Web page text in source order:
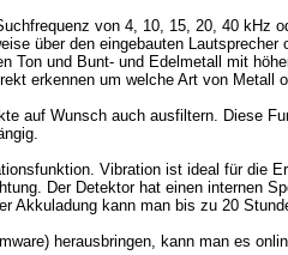
von 4, 10, 15, 20, 40
über den eingebauten
und Bunt- und Edelmetall mit
erkennen um welche Art von Metall
auf Wunsch auch ausfiltern. Diese
Vibration ist ideal für die
Der Detektor hat einen internen
Akkuladung kann man bis zu 20
herausbringen, kann man es